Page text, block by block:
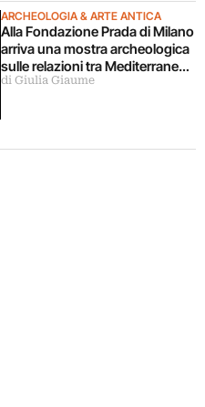
ARCHEOLOGIA & ARTE ANTICA
Alla Fondazione Prada di Milano
arriva una mostra archeologica
sulle relazioni tra Mediterraneo
e Asia
di Giulia Giaume